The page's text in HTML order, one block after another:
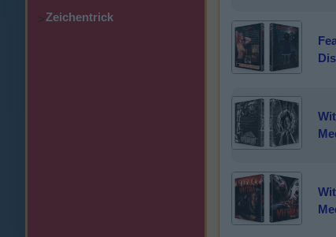
>Zeichentrick